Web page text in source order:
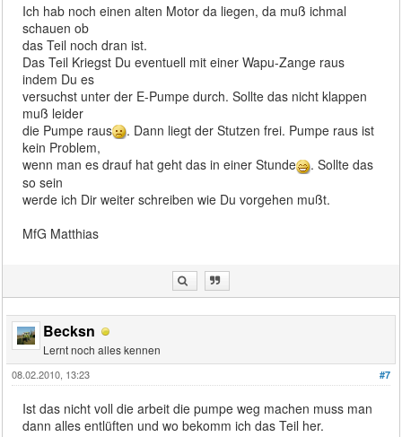
Ich hab noch einen alten Motor da liegen, da muß ichmal
schauen ob
das Teil noch dran ist.
Das Teil Kriegst Du eventuell mit einer Wapu-Zange raus
indem Du es
versuchst unter der E-Pumpe durch. Sollte das nicht klappen
muß leider
die Pumpe raus
. Dann liegt der Stutzen frei. Pumpe raus ist
kein Problem,
wenn man es drauf hat geht das in einer Stunde
. Sollte das
so sein
werde ich Dir weiter schreiben wie Du vorgehen mußt.
MfG Matthias
Becksn
Lernt noch alles kennen
#7
08.02.2010, 13:23
Ist das nicht voll die arbeit die pumpe weg machen muss man
dann alles entlüften und wo bekomm ich das Teil her.